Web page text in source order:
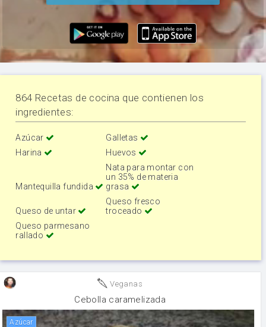
864 Recetas de cocina que contienen los
ingredientes:
Azúcar
Galletas
Harina
Huevos
Mantequilla fundida
Nata para montar con
un 35% de materia
grasa
Queso de untar
Queso fresco
troceado
Queso parmesano
rallado
Veganas
Cebolla caramelizada
Azúcar